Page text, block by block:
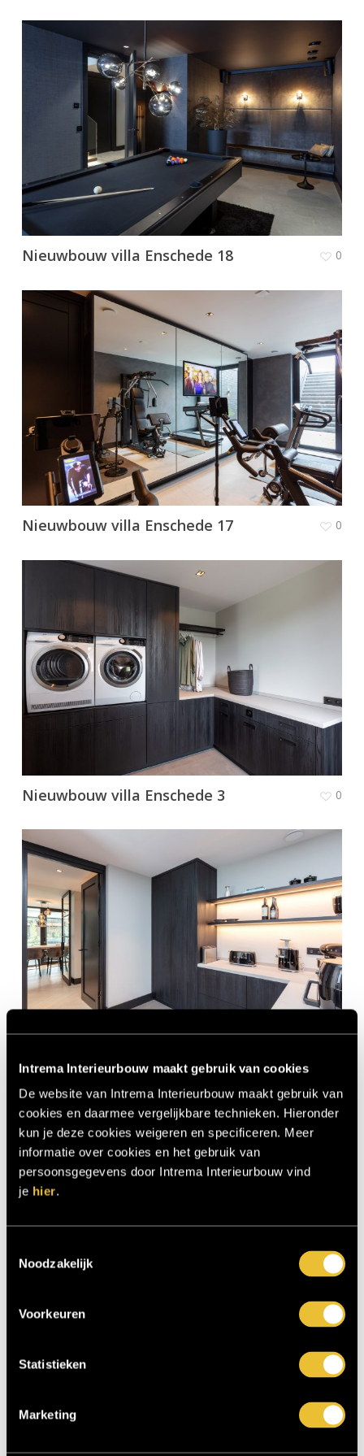
Intrema Interieurbouw maakt gebruik van cookies
De website van Intrema Interieurbouw maakt gebruik van
cookies en daarmee vergelijkbare technieken. Hieronder
kun je deze cookies weigeren en specificeren. Meer
informatie over cookies en het gebruik van
persoonsgegevens door Intrema Interieurbouw vind
je hier.
Noodzakelijk
Voorkeuren
Statistieken
Marketing
Nieuwbouw villa Enschede 18 0
Nieuwbouw villa Enschede 17 0
Nieuwbouw villa Enschede 3 0
Nieuwbouw villa Enschede 2